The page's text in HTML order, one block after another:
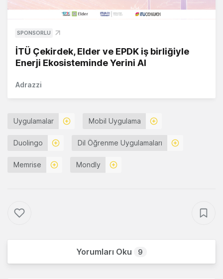
SPONSORLU
İTÜ Çekirdek, Elder ve EPDK iş birliğiyle
Enerji Ekosisteminde Yerini Al
Adrazzi
Uygulamalar Mobil Uygulama
Duolingo Dil Öğrenme Uygulamaları
Memrise Mondly
Yorumları Oku 9